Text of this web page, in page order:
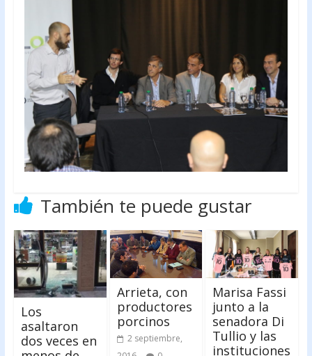
También te puede gustar
Los
asaltaron
dos veces en
Arrieta, con
productores
porcinos
2 septiembre,
Marisa Fassi
junto a la
senadora Di
Tullio y las
instituciones